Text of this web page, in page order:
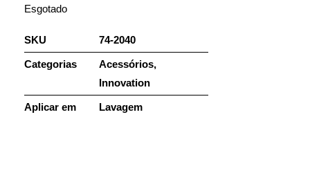
Esgotado
SKU 74-2040
Categorias Acessórios,
Innovation
Aplicar em Lavagem